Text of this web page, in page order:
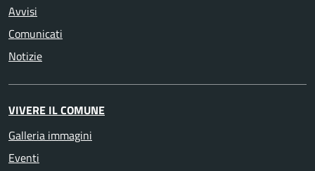
Avvisi
Comunicati
Notizie
VIVERE IL COMUNE
Galleria immagini
Eventi